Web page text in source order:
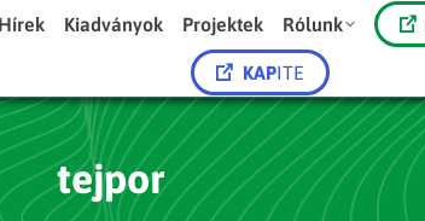
Hírek Kiadványok Projektek Rólunk
KAPITE
tejpor